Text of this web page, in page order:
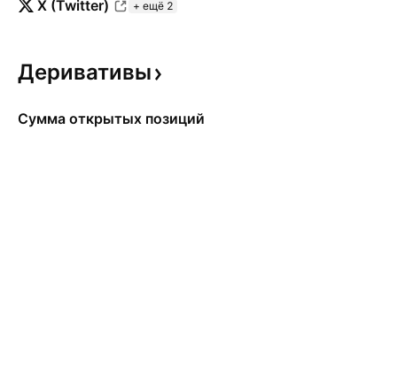
X (Twitter) + ещё 2
Деривативы
Сумма открытых позиций